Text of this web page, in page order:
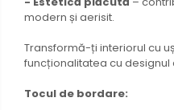
modern și aerisit.
Transformă-ți interiorul cu
funcționalitatea cu designul
Tocul de bordare: